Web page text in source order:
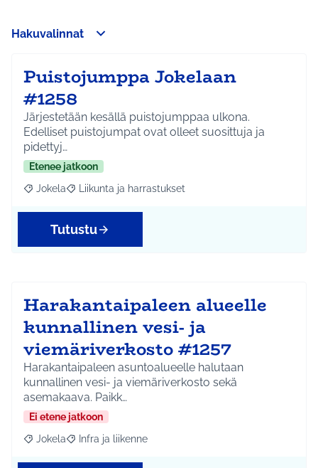
Hakuvalinnat
Puistojumppa Jokelaan
#1258
Järjestetään kesällä puistojumppaa ulkona.
Edelliset puistojumpat ovat olleet suosittuja ja
pidettyj…
Etenee jatkoon
Rajaa tulokset aihepiirin mukaan: Jokela
Jokela Rajaa tulokset teeman mukaan: Liikunta ja
Liikunta ja harrastukset
Tutustu
Harakantaipaleen alueelle
kunnallinen vesi- ja
viemäriverkosto #1257
Harakantaipaleen asuntoalueelle halutaan
kunnallinen vesi- ja viemäriverkosto sekä
asemakaava. Paikk…
Ei etene jatkoon
Rajaa tulokset aihepiirin mukaan: Jokela
Jokela Rajaa tulokset teeman mukaan: Infra ja liikenne
Infra ja liikenne